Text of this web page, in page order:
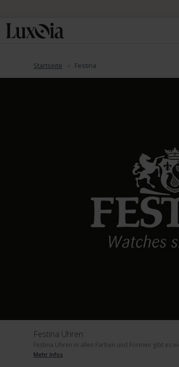
Startseite Festina
Festina Uhren
Festina Uhren in allen Farben und Formen gibt es
Mehr Infos